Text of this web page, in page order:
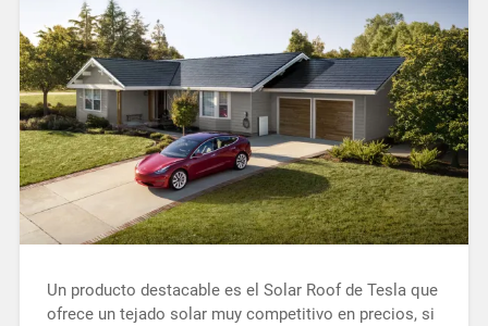
Un producto destacable es el Solar Roof de Tesla que
ofrece un tejado solar muy competitivo en precios, si